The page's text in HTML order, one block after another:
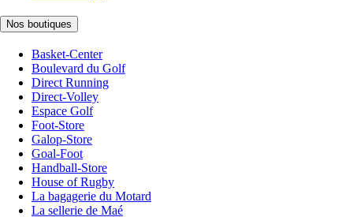
Nos boutiques
Basket-Center
Boulevard du Golf
Direct Running
Direct-Volley
Espace Golf
Foot-Store
Galop-Store
Goal-Foot
Handball-Store
House of Rugby
La bagagerie du Motard
La sellerie de Maé